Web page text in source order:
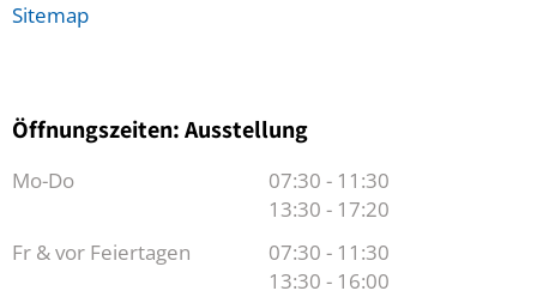
Sitemap
Öffnungszeiten: Ausstellung
Mo-Do
07:30 - 11:30
13:30 - 17:20
Fr & vor Feiertagen
07:30 - 11:30
13:30 - 16:00